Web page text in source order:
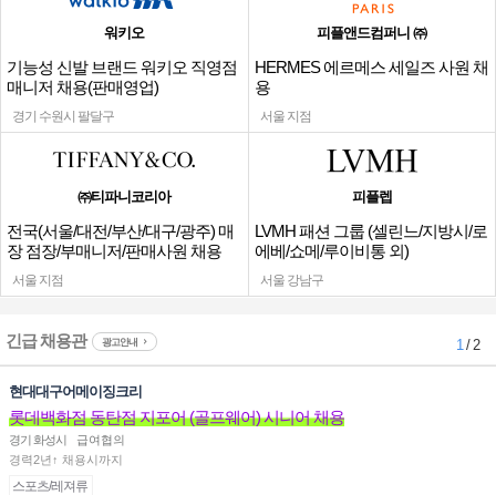
워키오
기능성 신발 브랜드 워키오 직영점
매니저 채용(판매영업)
경기 수원시 팔달구
피플앤드컴퍼니 ㈜
HERMES 에르메스 세일즈 사원 채
용
서울 지점
㈜티파니코리아
전국(서울/대전/부산/대구/광주) 매
장 점장/부매니저/판매사원 채용
서울 지점
피플렙
LVMH 패션 그룹 (셀린느/지방시/로
에베/쇼메/루이비통 외)
서울 강남구
긴급 채용관 광고안내 1/ 2
현대대구어메이징크리
롯데백화점 동탄점 지포어 (골프웨어) 시니어 채용
경기 화성시
급여협의
경력2년↑ 채용시까지
스포츠/레져류